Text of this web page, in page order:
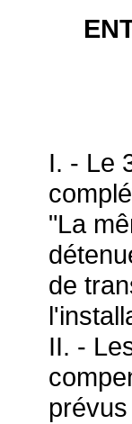
I. - Le
"La
de
II. -